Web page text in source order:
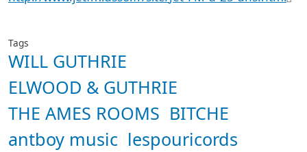
Tags
WILL GUTHRIE
ELWOOD & GUTHRIE
THE AMES ROOMS BITCHE
antboy music lespouricords